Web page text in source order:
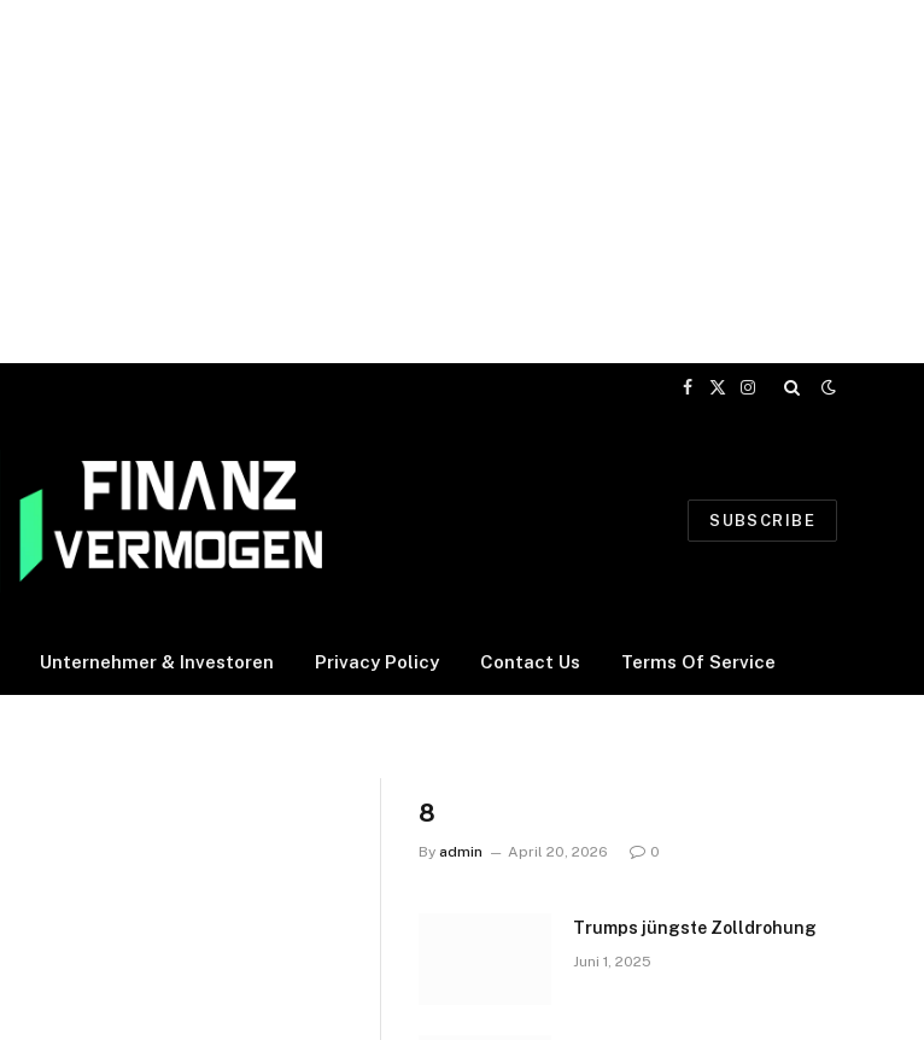
Facebook
X
Instagram
SUBSCRIBE
Unternehmer & Investoren Privacy Policy Contact Us Terms Of Service
8
By admin April 20, 2026 0
Trumps jüngste Zolldrohung
Juni 1, 2025